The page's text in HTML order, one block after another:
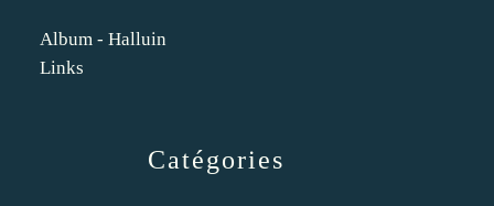
Catégories
Album - Halluin
Links